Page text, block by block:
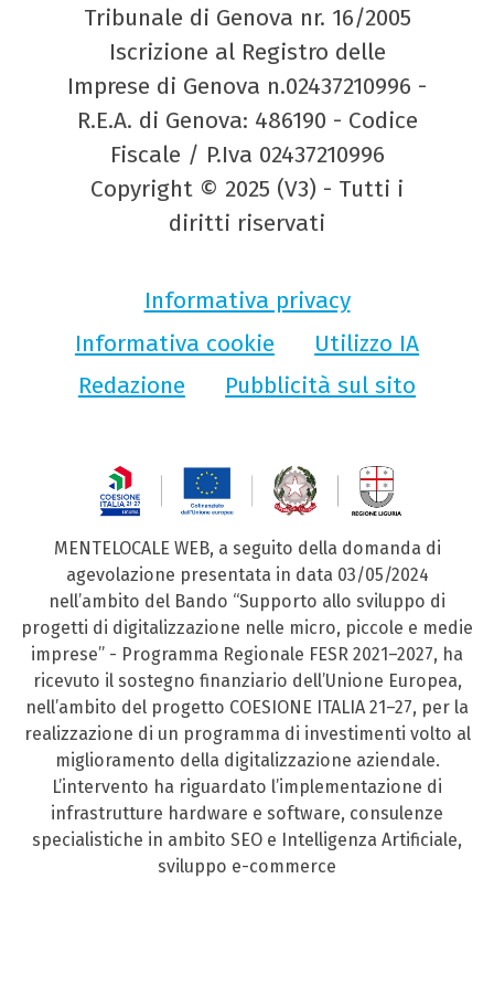
Tribunale di Genova nr. 16/2005
Iscrizione al Registro delle
Imprese di Genova n.02437210996 -
R.E.A. di Genova: 486190 - Codice
Fiscale / P.Iva 02437210996
Copyright © 2025 (V3) - Tutti i
diritti riservati
Informativa privacy
Informativa cookie
Utilizzo IA
Redazione
Pubblicità sul sito
MENTELOCALE WEB, a seguito della domanda di
agevolazione presentata in data 03/05/2024
nell’ambito del Bando “Supporto allo sviluppo di
progetti di digitalizzazione nelle micro, piccole e medie
imprese” - Programma Regionale FESR 2021–2027, ha
ricevuto il sostegno finanziario dell’Unione Europea,
nell’ambito del progetto COESIONE ITALIA 21–27, per la
realizzazione di un programma di investimenti volto al
miglioramento della digitalizzazione aziendale.
L’intervento ha riguardato l’implementazione di
infrastrutture hardware e software, consulenze
specialistiche in ambito SEO e Intelligenza Artificiale,
sviluppo e-commerce